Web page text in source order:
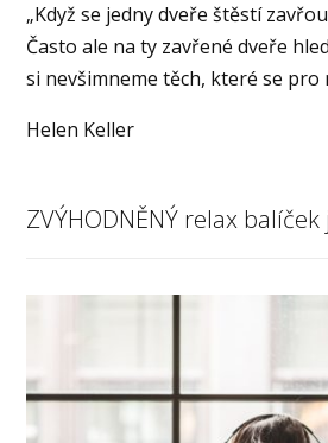
„Když se jedny dveře štěstí
Často ale na ty zavřené dveře
si nevšimneme těch, které se pro
Helen Keller
ZVÝHODNĚNÝ relax